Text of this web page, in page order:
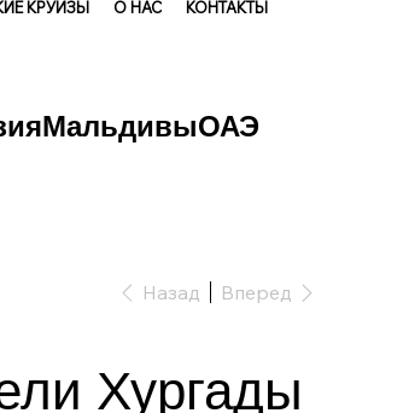
КРУИЗЫ О НАС КОНТАКТЫ
МальдивыОАЭ
Назад Вперед
Хургады